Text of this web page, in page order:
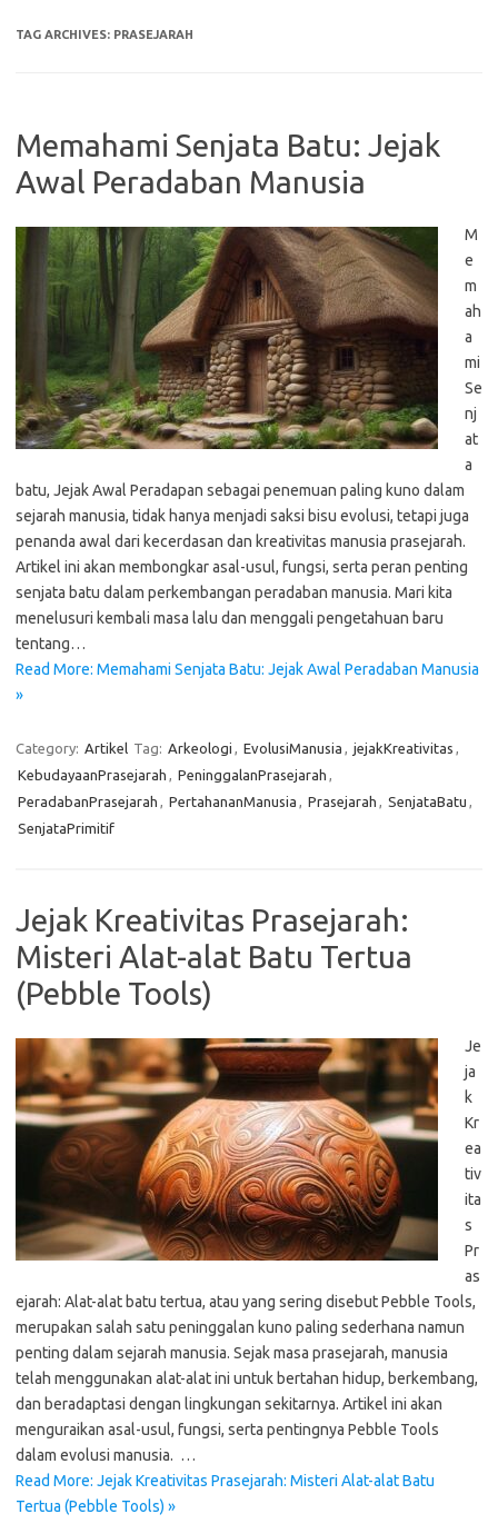
TAG ARCHIVES: PRASEJARAH
Memahami Senjata Batu: Jejak
Awal Peradaban Manusia
M
e
m
ah
a
mi
Se
nj
at
a
batu, Jejak Awal Peradapan sebagai penemuan paling kuno dalam
sejarah manusia, tidak hanya menjadi saksi bisu evolusi, tetapi juga
penanda awal dari kecerdasan dan kreativitas manusia prasejarah.
Artikel ini akan membongkar asal-usul, fungsi, serta peran penting
senjata batu dalam perkembangan peradaban manusia. Mari kita
menelusuri kembali masa lalu dan menggali pengetahuan baru
tentang…
Read More: Memahami Senjata Batu: Jejak Awal Peradaban Manusia
»
Category: Artikel Tag: Arkeologi , EvolusiManusia , jejakKreativitas ,
KebudayaanPrasejarah , PeninggalanPrasejarah ,
PeradabanPrasejarah , PertahananManusia , Prasejarah , SenjataBatu ,
SenjataPrimitif
Jejak Kreativitas Prasejarah:
Misteri Alat-alat Batu Tertua
(Pebble Tools)
Je
ja
k
Kr
ea
tiv
ita
s
Pr
as
ejarah: Alat-alat batu tertua, atau yang sering disebut Pebble Tools,
merupakan salah satu peninggalan kuno paling sederhana namun
penting dalam sejarah manusia. Sejak masa prasejarah, manusia
telah menggunakan alat-alat ini untuk bertahan hidup, berkembang,
dan beradaptasi dengan lingkungan sekitarnya. Artikel ini akan
menguraikan asal-usul, fungsi, serta pentingnya Pebble Tools
dalam evolusi manusia. …
Read More: Jejak Kreativitas Prasejarah: Misteri Alat-alat Batu
Tertua (Pebble Tools) »